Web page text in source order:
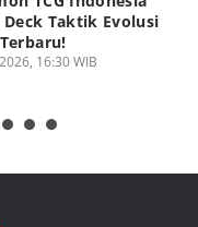
Deck Taktik Evolusi
16:30 WIB